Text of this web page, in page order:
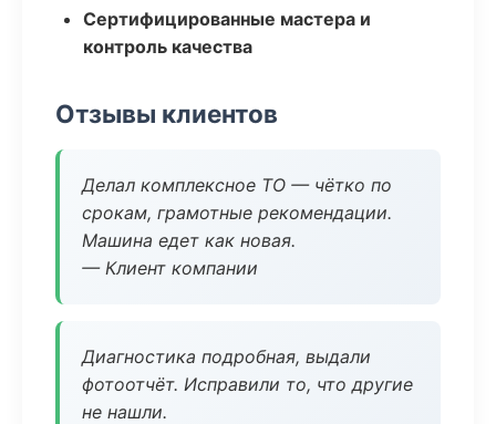
Сертифицированные мастера и
контроль качества
Отзывы клиентов
Делал комплексное ТО — чётко по
срокам, грамотные рекомендации.
Машина едет как новая.
— Клиент компании
Диагностика подробная, выдали
фотоотчёт. Исправили то, что другие
не нашли.